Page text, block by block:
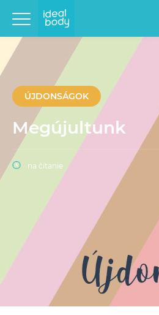
ÚJDONSÁGOK
Megújultunk
na čítanie